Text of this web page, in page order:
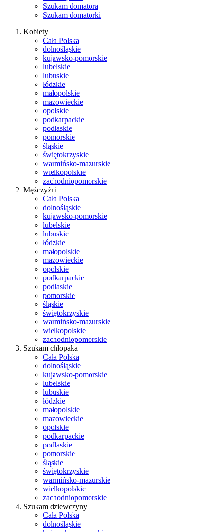
Szukam domatora
Szukam domatorki
Kobiety
Cała Polska
dolnośląskie
kujawsko-pomorskie
lubelskie
lubuskie
łódzkie
małopolskie
mazowieckie
opolskie
podkarpackie
podlaskie
pomorskie
śląskie
świętokrzyskie
warmińsko-mazurskie
wielkopolskie
zachodniopomorskie
Mężczyźni
Cała Polska
dolnośląskie
kujawsko-pomorskie
lubelskie
lubuskie
łódzkie
małopolskie
mazowieckie
opolskie
podkarpackie
podlaskie
pomorskie
śląskie
świętokrzyskie
warmińsko-mazurskie
wielkopolskie
zachodniopomorskie
Szukam chłopaka
Cała Polska
dolnośląskie
kujawsko-pomorskie
lubelskie
lubuskie
łódzkie
małopolskie
mazowieckie
opolskie
podkarpackie
podlaskie
pomorskie
śląskie
świętokrzyskie
warmińsko-mazurskie
wielkopolskie
zachodniopomorskie
Szukam dziewczyny
Cała Polska
dolnośląskie